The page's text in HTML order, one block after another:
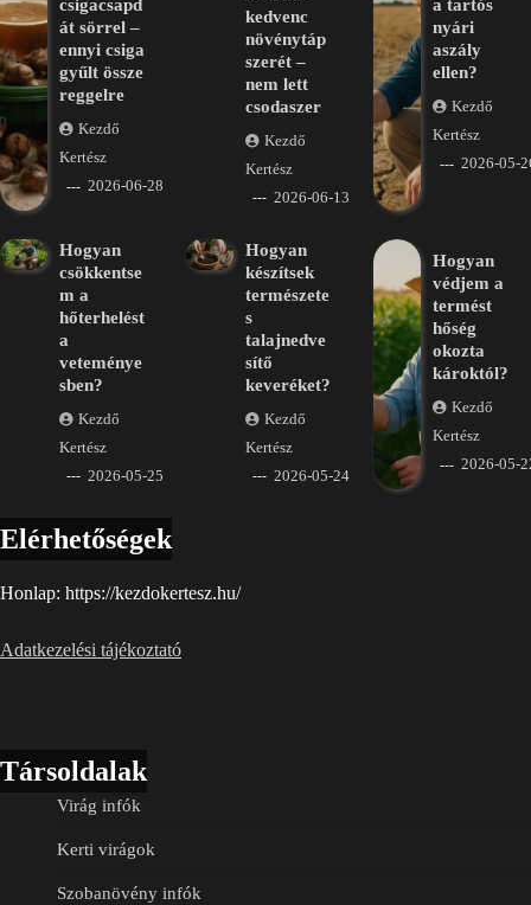
csigacsapd
át sörrel –
ennyi csiga
gyűlt össze
reggelre
Kezdő
Kertész
2026-06-28
kedvenc
növénytáp
szerét –
nem lett
csodaszer
Kezdő
Kertész
2026-06-13
a tartós
nyári
aszály
ellen?
Kezdő
Kertész
2026-05-
Hogyan
csökkentse
m a
hőterhelést
a
veteménye
sben?
Kezdő
Kertész
2026-05-25
Hogyan
készítsek
természete
s
talajnedve
sítő
keveréket?
Kezdő
Kertész
2026-05-24
Hogyan
védjem a
termést
hőség
okozta
károktól?
Kezdő
Kertész
2026-05-
Elérhetőségek
Honlap: https://kezdokertesz.hu/
Adatkezelési tájékoztató
Társoldalak
Virág infók
Kerti virágok
Szobanövény infók